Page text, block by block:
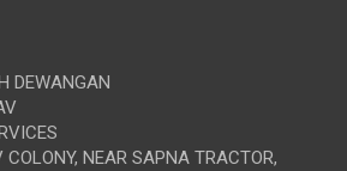
DEWANGAN
COLONY, NEAR SAPNA TRACTOR,